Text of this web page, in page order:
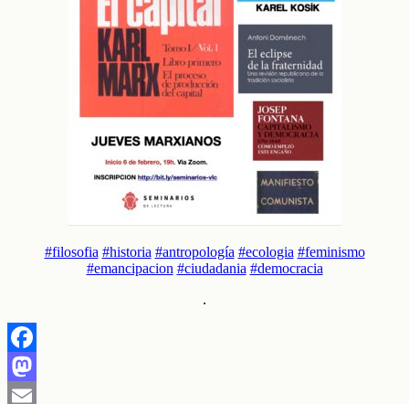
#filosofia #historia #antropología #ecologia #feminismo
#emancipacion #ciudadania #democracia
.
Facebook
Mastodon